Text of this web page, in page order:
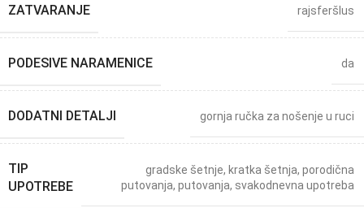
ZATVARANJE rajsferšlus
PODESIVE NARAMENICE da
DODATNI DETALJI gornja ručka za nošenje u ruci
TIP
UPOTREBE
gradske šetnje, kratka šetnja, porodična
putovanja, putovanja, svakodnevna upotreba